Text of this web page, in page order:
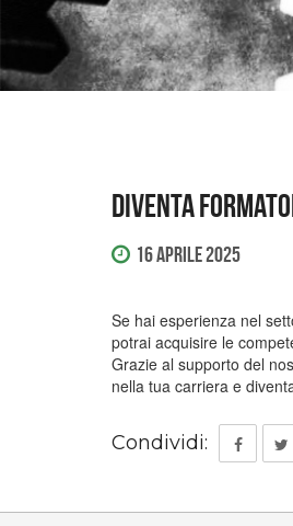
Diventa
16 Aprile 2025
Se hai esperienza nel
potrai acquisire le
Grazie al supporto del
nella tua carriera e
Condividi: